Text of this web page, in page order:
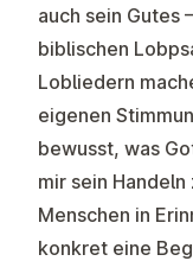
auch sein Gutes
biblischen
Lobliedern
eigenen
bewusst, was
mir sein
Menschen in
konkret eine